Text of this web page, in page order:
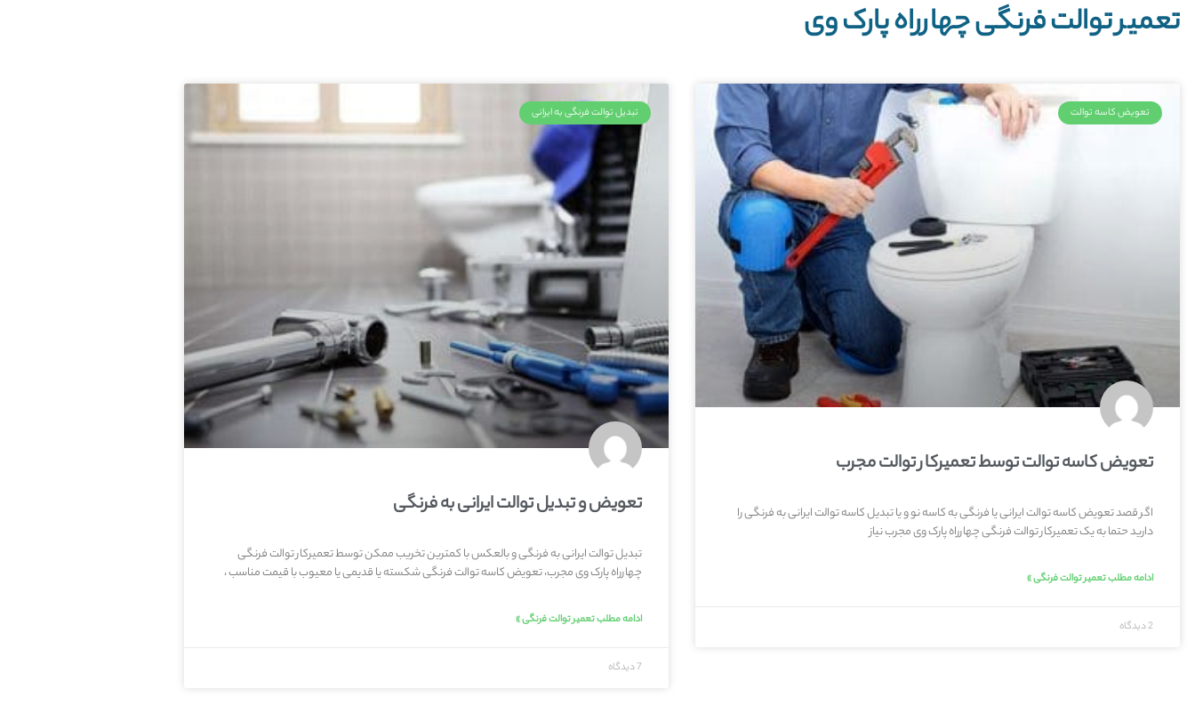
تعمیر توالت فرنگی چهارراه پارک وی
تعویض کاسه توالت
تعویض کاسه توالت توسط تعمیرکار توالت مجرب
اگر قصد تعویض کاسه توالت ایرانی یا فرنگی به کاسه نو و یا تبدیل کاسه توالت ایرانی به فرنگی را
دارید حتما به یک تعمیرکار توالت فرنگی چهارراه پارک وی مجرب نیاز
ادامه مطلب تعمیر توالت فرنگی »
2 دیدگاه
تبدیل توالت فرنگی به ایرانی
تعویض و تبدیل توالت ایرانی به فرنگی
تبدیل توالت ایرانی به فرنگی و بالعکس با کمترین تخریب ممکن توسط تعمیرکار توالت فرنگی
چهارراه پارک وی مجرب، تعویض کاسه توالت فرنگی شکسته یا قدیمی یا معیوب با قیمت مناسب ،
ادامه مطلب تعمیر توالت فرنگی »
7 دیدگاه